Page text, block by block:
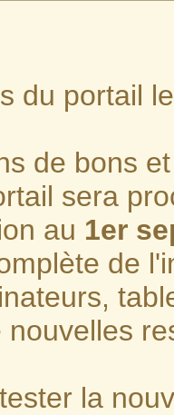
du portail
de bons
sera
au 1er
de
la